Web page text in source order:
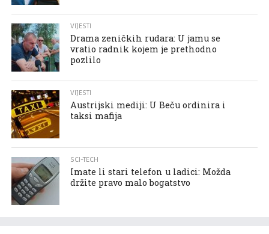
VIJESTI
Drama zeničkih rudara: U jamu se
vratio radnik kojem je prethodno
pozlilo
VIJESTI
Austrijski mediji: U Beču ordinira i
taksi mafija
SCI-TECH
Imate li stari telefon u ladici: Možda
držite pravo malo bogatstvo